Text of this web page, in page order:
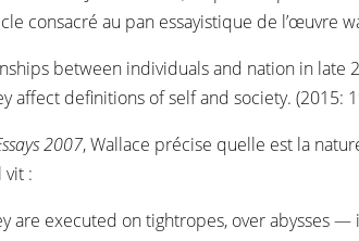
consacré au pan essayistique de l’œuvre
between individuals and nation in late
affect definitions of self and society. (2015:
2007, Wallace précise quelle est la
vit :
executed on tightropes, over abysses —